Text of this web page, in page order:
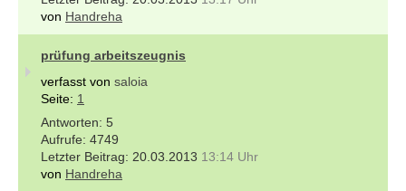
von Handreha
prüfung arbeitszeugnis
verfasst von saloia
Seite: 1
5
4749
20.03.2013 13:14 Uhr
von Handreha